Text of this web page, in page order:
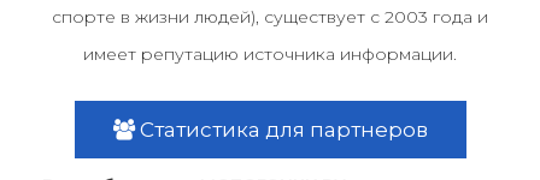
спорте в жизни людей), существует с 2003 года и
имеет репутацию источника информации.
Статистика для партнеров